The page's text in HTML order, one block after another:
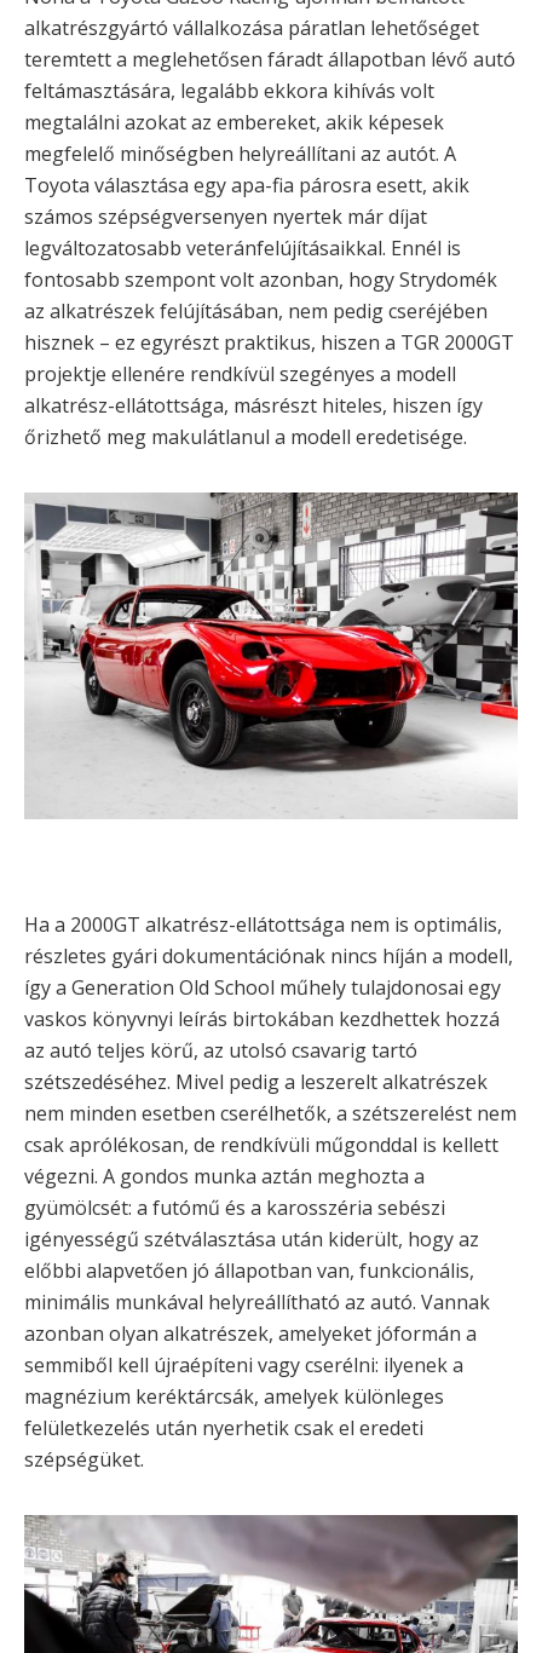
alkatrészgyártó vállalkozása páratlan lehetőséget
teremtett a meglehetősen fáradt állapotban lévő autó
feltámasztására, legalább ekkora kihívás volt
megtalálni azokat az embereket, akik képesek
megfelelő minőségben helyreállítani az autót. A
Toyota választása egy apa-fia párosra esett, akik
számos szépségversenyen nyertek már díjat
legváltozatosabb veteránfelújításaikkal. Ennél is
fontosabb szempont volt azonban, hogy Strydomék
az alkatrészek felújításában, nem pedig cseréjében
hisznek – ez egyrészt praktikus, hiszen a TGR 2000GT
projektje ellenére rendkívül szegényes a modell
alkatrész-ellátottsága, másrészt hiteles, hiszen így
őrizhető meg makulátlanul a modell eredetisége.
Ha a 2000GT alkatrész-ellátottsága nem is optimális,
részletes gyári dokumentációnak nincs híján a modell,
így a Generation Old School műhely tulajdonosai egy
vaskos könyvnyi leírás birtokában kezdhettek hozzá
az autó teljes körű, az utolsó csavarig tartó
szétszedéséhez. Mivel pedig a leszerelt alkatrészek
nem minden esetben cserélhetők, a szétszerelést nem
csak aprólékosan, de rendkívüli műgonddal is kellett
végezni. A gondos munka aztán meghozta a
gyümölcsét: a futómű és a karosszéria sebészi
igényességű szétválasztása után kiderült, hogy az
előbbi alapvetően jó állapotban van, funkcionális,
minimális munkával helyreállítható az autó. Vannak
azonban olyan alkatrészek, amelyeket jóformán a
semmiből kell újraépíteni vagy cserélni: ilyenek a
magnézium keréktárcsák, amelyek különleges
felületkezelés után nyerhetik csak el eredeti
szépségüket.